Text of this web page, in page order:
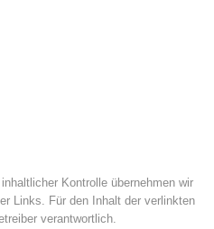
Kontrolle übernehmen wir
Links. Für den Inhalt der verlinkten
verantwortlich.